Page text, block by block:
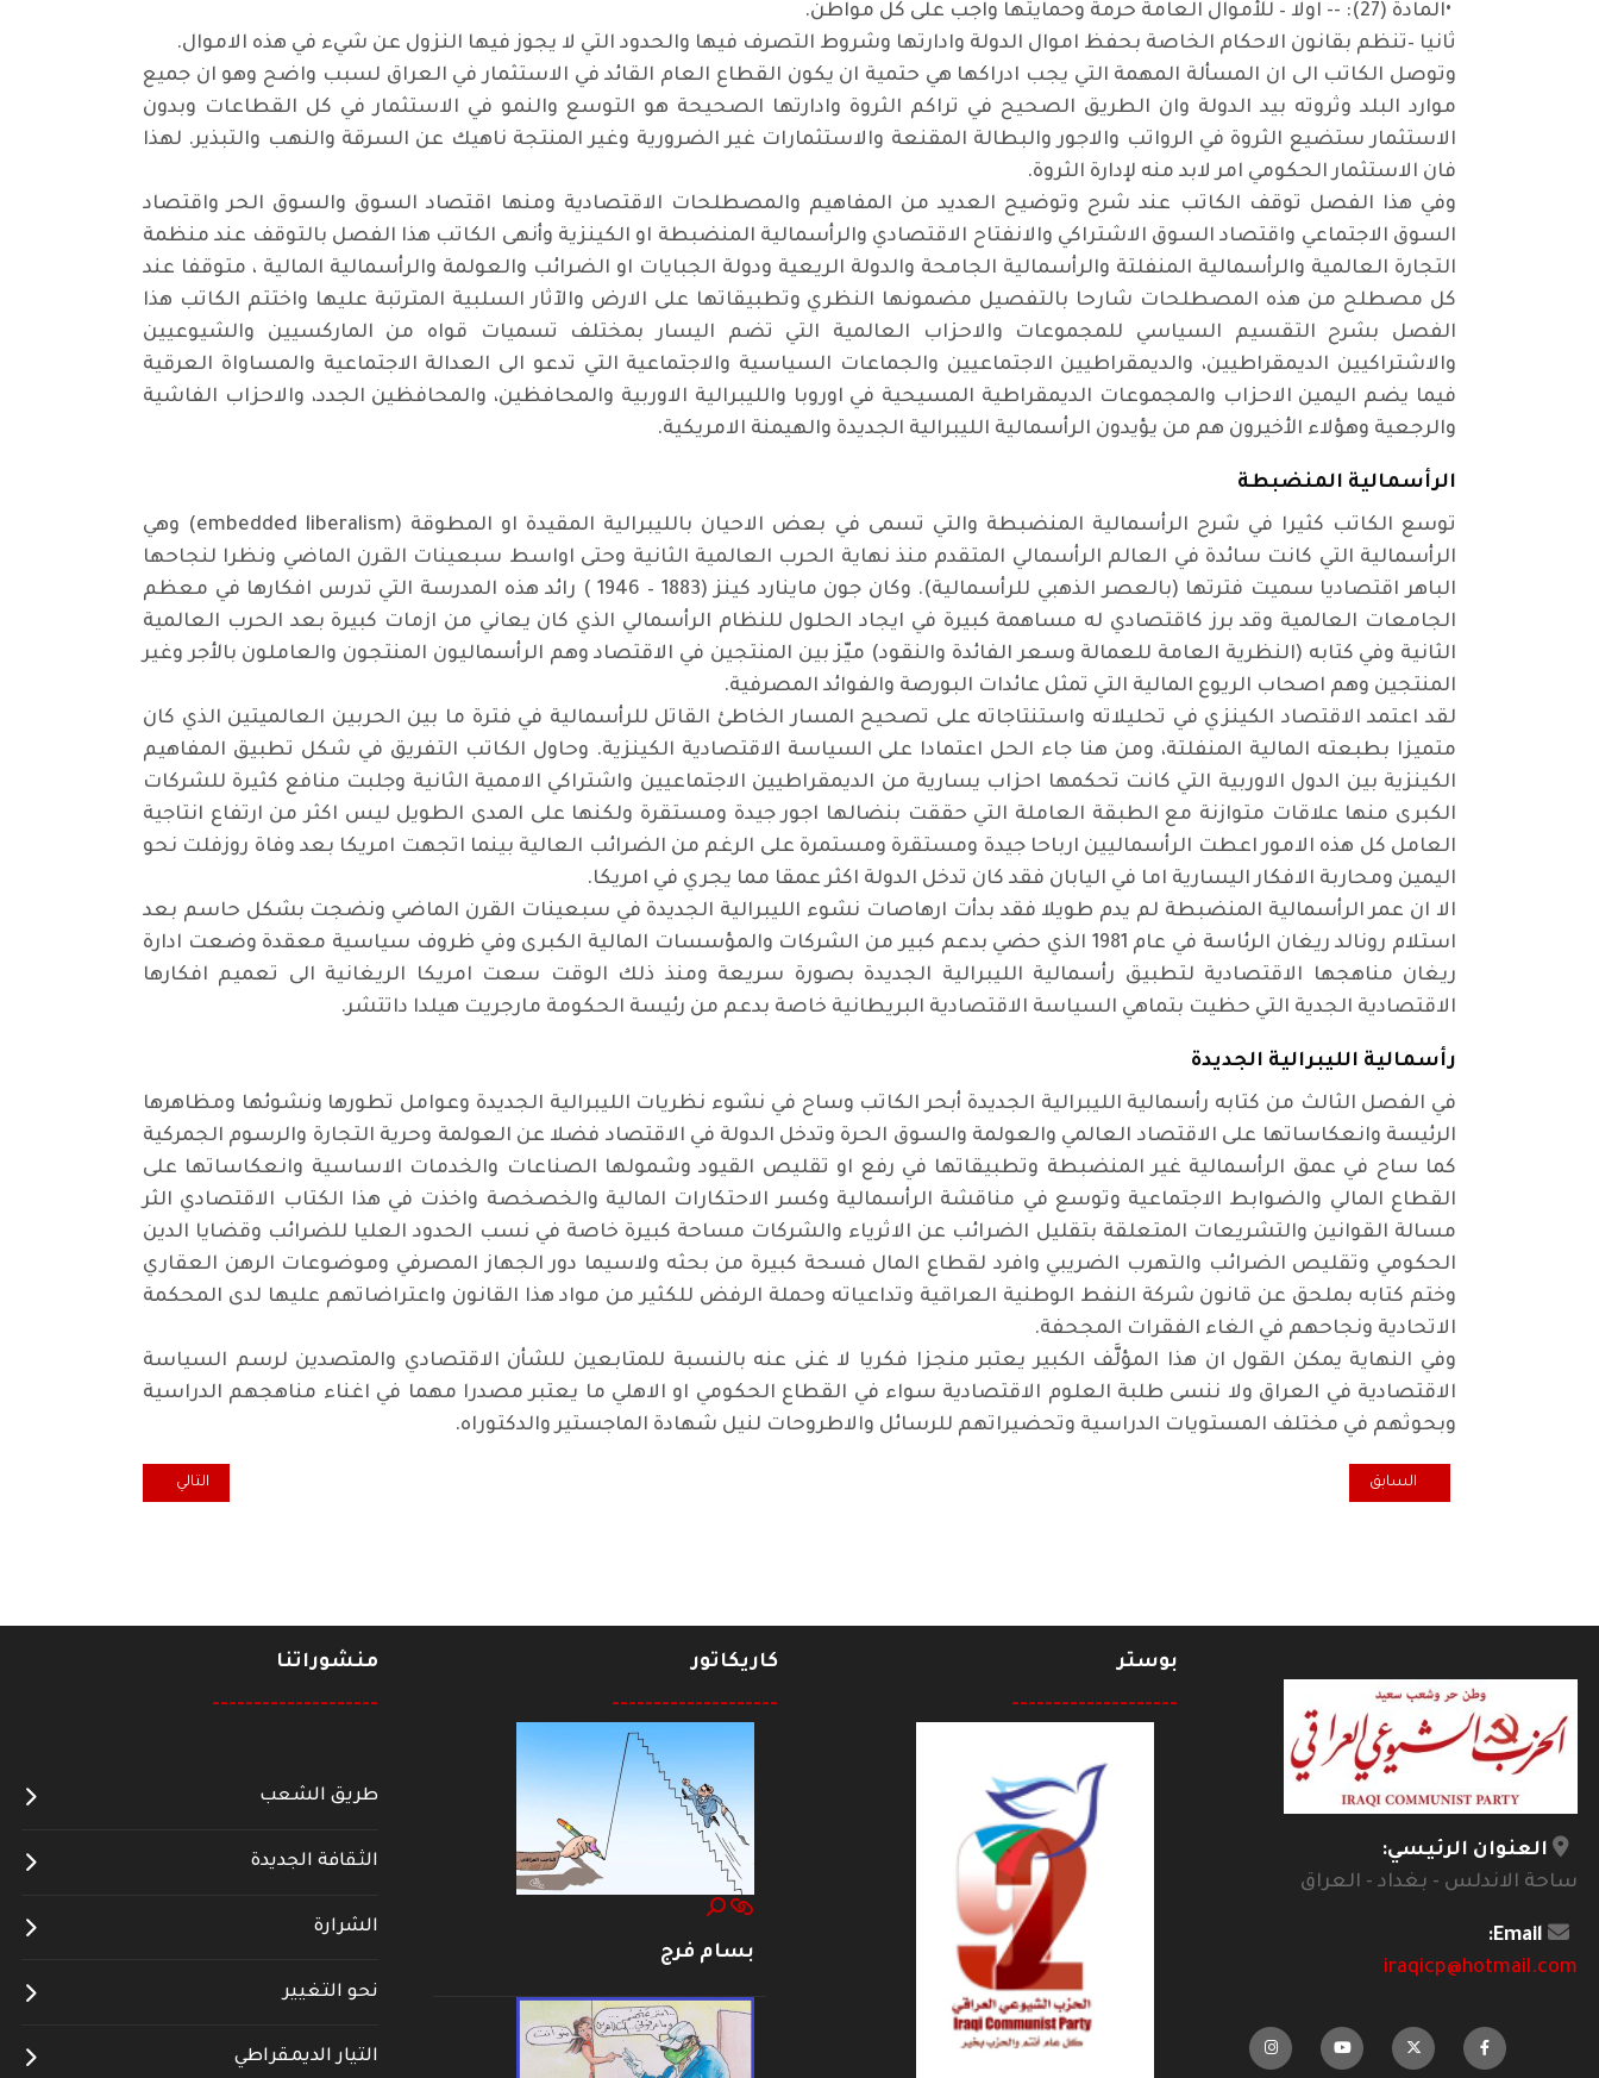
•المادة (27): -- اولا – للأموال العامة حرمة وحمايتها واجب على كل مواطن
.
ثانيا –تنظم بقانون الاحكام الخاصة بحفظ اموال الدولة وادارتها وشروط التصرف فيها والحدود التي لا يجوز فيها النزول عن شيء في هذه الاموال.
وتوصل الكاتب الى ان المسألة المهمة التي يجب ادراكها هي حتمية ان يكون القطاع العام القائد في الاستثمار في العراق لسبب واضح وهو ان جميع
موارد البلد وثروته بيد الدولة وان الطريق الصحيح في تراكم الثروة وادارتها الصحيحة هو التوسع والنمو في الاستثمار في كل القطاعات وبدون
الاستثمار ستضيع الثروة في الرواتب والاجور والبطالة المقنعة والاستثمارات غير الضرورية وغير المنتجة ناهيك عن السرقة والنهب والتبذير. لهذا
فان الاستثمار الحكومي امر لابد منه لإدارة الثروة.
وفي هذا الفصل توقف الكاتب عند شرح وتوضيح العديد من المفاهيم والمصطلحات الاقتصادية ومنها اقتصاد السوق والسوق الحر واقتصاد
السوق الاجتماعي واقتصاد السوق الاشتراكي والانفتاح الاقتصادي والرأسمالية المنضبطة او الكينزية وأنهى الكاتب هذا الفصل بالتوقف عند منظمة
التجارة العالمية والرأسمالية المنفلتة والرأسمالية الجامحة والدولة الريعية ودولة الجبايات او الضرائب والعولمة والرأسمالية المالية ، متوقفا عند
كل مصطلح من هذه المصطلحات شارحا بالتفصيل مضمونها النظري وتطبيقاتها على الارض والآثار السلبية المترتبة عليها واختتم الكاتب هذا
الفصل بشرح التقسيم السياسي للمجموعات والاحزاب العالمية التي تضم اليسار بمختلف تسميات قواه من الماركسيين والشيوعيين
والاشتراكيين الديمقراطيين، والديمقراطيين الاجتماعيين والجماعات السياسية والاجتماعية التي تدعو الى العدالة الاجتماعية والمساواة العرقية
فيما يضم اليمين الاحزاب والمجموعات الديمقراطية المسيحية في اوروبا والليبرالية الاوربية والمحافظين، والمحافظين الجدد، والاحزاب الفاشية
والرجعية وهؤلاء الأخيرون هم من يؤيدون الرأسمالية الليبرالية الجديدة والهيمنة الامريكية.
الرأسمالية المنضبطة
توسع الكاتب كثيرا في شرح الرأسمالية المنضبطة والتي تسمى في بعض الاحيان بالليبرالية المقيدة او المطوقة (embedded liberalism) وهي
الرأسمالية التي كانت سائدة في العالم الرأسمالي المتقدم منذ نهاية الحرب العالمية الثانية وحتى اواسط سبعينات القرن الماضي ونظرا لنجاحها
الباهر اقتصاديا سميت فترتها (بالعصر الذهبي للرأسمالية). وكان جون ماينارد كينز (1883 – 1946 ) رائد هذه المدرسة التي تدرس افكارها في معظم
الجامعات العالمية وقد برز كاقتصادي له مساهمة كبيرة في ايجاد الحلول للنظام الرأسمالي الذي كان يعاني من ازمات كبيرة بعد الحرب العالمية
الثانية وفي كتابه (النظرية العامة للعمالة وسعر الفائدة والنقود) ميّز بين المنتجين في الاقتصاد وهم الرأسماليون المنتجون والعاملون بالأجر وغير
المنتجين وهم اصحاب الريوع المالية التي تمثل عائدات البورصة والفوائد المصرفية.
لقد اعتمد الاقتصاد الكينزي في تحليلاته واستنتاجاته على تصحيح المسار الخاطئ القاتل للرأسمالية في فترة ما بين الحربين العالميتين الذي كان
متميزا بطبعته المالية المنفلتة، ومن هنا جاء الحل اعتمادا على السياسة الاقتصادية الكينزية. وحاول الكاتب التفريق في شكل تطبيق المفاهيم
الكينزية بين الدول الاوربية التي كانت تحكمها احزاب يسارية من الديمقراطيين الاجتماعيين واشتراكي الاممية الثانية وجلبت منافع كثيرة للشركات
الكبرى منها علاقات متوازنة مع الطبقة العاملة التي حققت بنضالها اجور جيدة ومستقرة ولكنها على المدى الطويل ليس اكثر من ارتفاع انتاجية
العامل كل هذه الامور اعطت الرأسماليين ارباحا جيدة ومستقرة ومستمرة على الرغم من الضرائب العالية بينما اتجهت امريكا بعد وفاة روزفلت نحو
اليمين ومحاربة الافكار اليسارية اما في اليابان فقد كان تدخل الدولة اكثر عمقا مما يجري في امريكا.
الا ان عمر الرأسمالية المنضبطة لم يدم طويلا فقد بدأت ارهاصات نشوء الليبرالية الجديدة في سبعينات القرن الماضي ونضجت بشكل حاسم بعد
استلام رونالد ريغان الرئاسة في عام 1981 الذي حضي بدعم كبير من الشركات والمؤسسات المالية الكبرى وفي ظروف سياسية معقدة وضعت ادارة
ريغان مناهجها الاقتصادية لتطبيق رأسمالية الليبرالية الجديدة بصورة سريعة ومنذ ذلك الوقت سعت امريكا الريغانية الى تعميم افكارها
الاقتصادية الجدية التي حظيت بتماهي السياسة الاقتصادية البريطانية خاصة بدعم من رئيسة الحكومة مارجريت هيلدا داتتشر.
رأسمالية الليبرالية الجديدة
في الفصل الثالث من كتابه رأسمالية الليبرالية الجديدة أبحر الكاتب وساح في نشوء نظريات الليبرالية الجديدة وعوامل تطورها ونشوئها ومظاهرها
الرئيسة وانعكاساتها على الاقتصاد العالمي والعولمة والسوق الحرة وتدخل الدولة في الاقتصاد فضلا عن العولمة وحرية التجارة والرسوم الجمركية
كما ساح في عمق الرأسمالية غير المنضبطة وتطبيقاتها في رفع او تقليص القيود وشمولها الصناعات والخدمات الاساسية وانعكاساتها على
القطاع المالي والضوابط الاجتماعية وتوسع في مناقشة الرأسمالية وكسر الاحتكارات المالية والخصخصة واخذت في هذا الكتاب الاقتصادي الثر
مسالة القوانين والتشريعات المتعلقة بتقليل الضرائب عن الاثرياء والشركات مساحة كبيرة خاصة في نسب الحدود العليا للضرائب وقضايا الدين
الحكومي وتقليص الضرائب والتهرب الضريبي وافرد لقطاع المال فسحة كبيرة من بحثه ولاسيما دور الجهاز المصرفي وموضوعات الرهن العقاري
وختم كتابه بملحق عن قانون شركة النفط الوطنية العراقية وتداعياته وحملة الرفض للكثير من مواد هذا القانون واعتراضاتهم عليها لدى المحكمة
الاتحادية ونجاحهم في الغاء الفقرات المجحفة.
وفي النهاية يمكن القول ان هذا المؤلَّف الكبير يعتبر منجزا فكريا لا غنى عنه بالنسبة للمتابعين للشأن الاقتصادي والمتصدين لرسم السياسة
الاقتصادية في العراق ولا ننسى طلبة العلوم الاقتصادية سواء في القطاع الحكومي او الاهلي ما يعتبر مصدرا مهما في اغناء مناهجهم الدراسية
وبحوثهم في مختلف المستويات الدراسية وتحضيراتهم للرسائل والاطروحات لنيل شهادة الماجستير والدكتوراه.
المقال السابق: الحراك الشعبي في العراق: مطالب ومطالب.. ولكن؟!
السابق المقال التالي: تشريع قانون
التالي
العنوان الرئيسي:
ساحة الاندلس - بغداد - العراق
Email:
iraqicp@hotmail.com
بوستر
--------------------
كاريكاتور
--------------------
بسام فرج
منشوراتنا
--------------------
طريق الشعب
الثقافة الجديدة
الشرارة
نحو التغيير
التيار الديمقراطي